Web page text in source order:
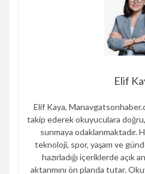
Elif
Elif Kaya,
takip ederek okuyuculara doğru,
sunmaya odaklanmaktadır.
teknoloji, spor, yaşam ve
hazırladığı içeriklerde açık
aktarımını ön planda tutar.